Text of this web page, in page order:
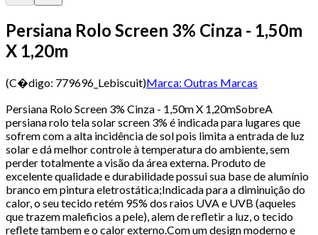
Persiana Rolo Screen 3% Cinza - 1,50m
X 1,20m
(C�digo: 779696_Lebiscuit)Marca: Outras Marcas
Persiana Rolo Screen 3% Cinza - 1,50m X 1,20mSobreA
persiana rolo tela solar screen 3% é indicada para lugares que
sofrem com a alta incidência de sol pois limita a entrada de luz
solar e dá melhor controle à temperatura do ambiente, sem
perder totalmente a visão da área externa. Produto de
excelente qualidade e durabilidade possui sua base de alumínio
branco em pintura eletrostática;Indicada para a diminuição do
calor, o seu tecido retém 95% dos raios UVA e UVB (aqueles
que trazem maleficios a pele), alem de refletir a luz, o tecido
reflete tambem e o calor externo.Com um design moderno e